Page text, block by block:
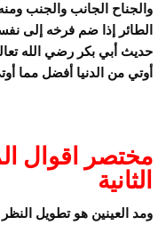
والجناح الجانب والجنب
الطائر إذا ضم فرخه إلى
حديث أبي بكر رضي الله
أوتي من الدنيا أفضل مما
مختصر اقوال
الثانية
ومد العينين هو تطويل